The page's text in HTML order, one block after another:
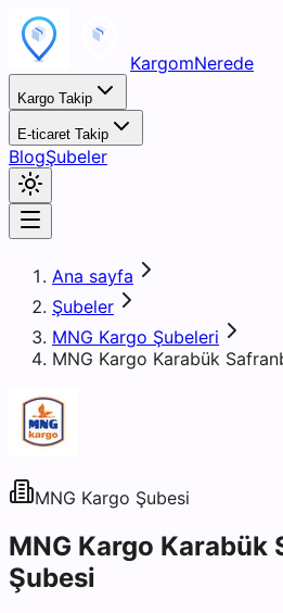
KargomNerede
Kargo Takip
E-ticaret Takip
BlogŞubeler
Ana sayfa
Şubeler
MNG Kargo Şubeleri
MNG Kargo Karabük
MNG Kargo Şubesi
MNG Kargo Karabük
Şubesi